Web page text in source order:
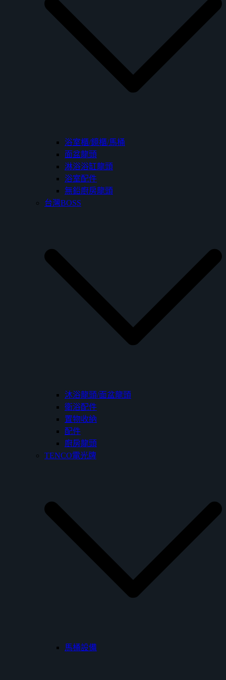
浴室櫃/鏡櫃/馬桶
面盆龍頭
淋浴浴缸龍頭
浴室配件
無鉛廚房龍頭
台灣BOSS
沐浴龍頭/面盆龍頭
衛浴配件
置物收納
配件
廚房龍頭
TENCO電光牌
馬桶設備